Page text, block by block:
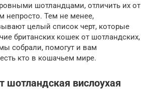
шотландцами, отличить их от
непросто. Тем не менее,
целый список черт, которые
британских кошек от шотландских,
собрали, помогут и вам
кто в кошачьем мире.
шотландская вислоухая